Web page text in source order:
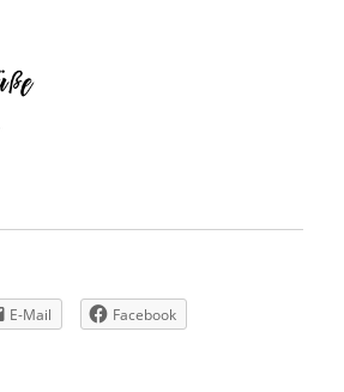
E-Mail
Facebook